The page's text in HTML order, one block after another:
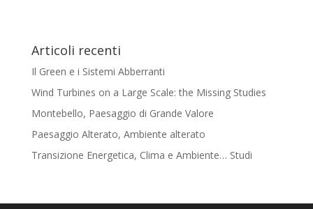
Articoli recenti
Il Green e i Sistemi Abberranti
Wind Turbines on a Large Scale: the Missing Studies
Montebello, Paesaggio di Grande Valore
Paesaggio Alterato, Ambiente alterato
Transizione Energetica, Clima e Ambiente… Studi